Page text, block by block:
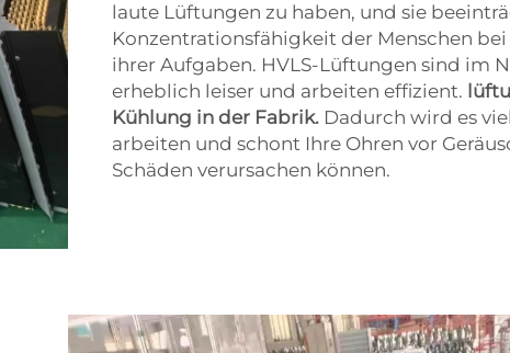
laute Lüftungen zu haben, und sie
Konzentrationsfähigkeit der Menschen
ihrer Aufgaben. HVLS-Lüftungen sind im
erheblich leiser und arbeiten effizient.
Kühlung in der Fabrik. Dadurch wird es
arbeiten und schont Ihre Ohren vor
Schäden verursachen können.